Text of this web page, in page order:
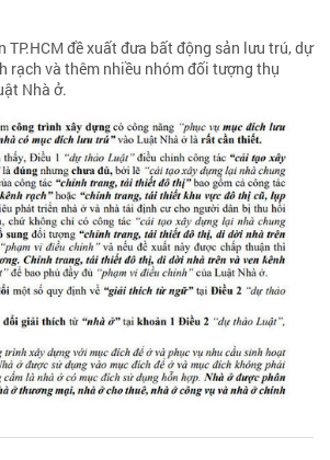
TP.HCM đề xuất đưa bất động sản lưu trú, dự
rạch và thêm nhiều nhóm đối tượng thụ
Nhà ở.